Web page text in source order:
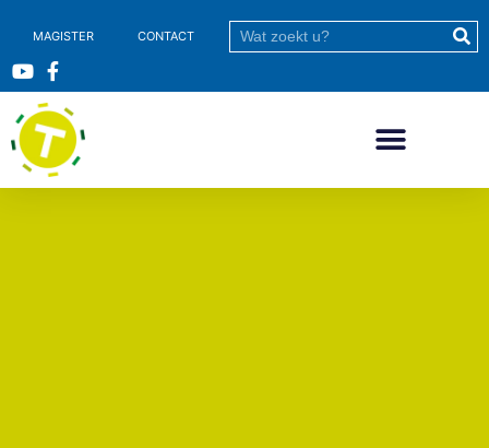
MAGISTER CONTACT